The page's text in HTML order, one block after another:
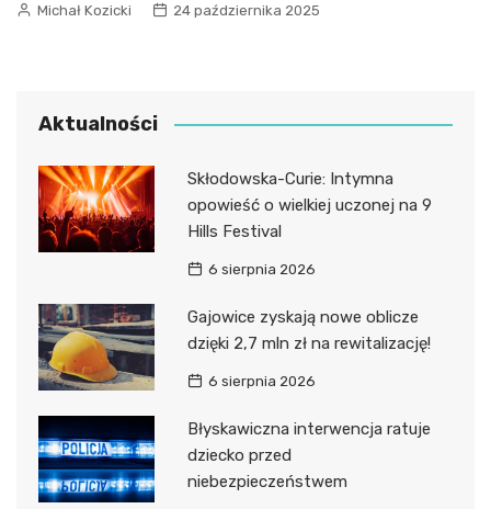
Michał Kozicki 24 października 2025
Aktualności
Skłodowska-Curie: Intymna
opowieść o wielkiej uczonej na 9
Hills Festival
6 sierpnia 2026
Gajowice zyskają nowe oblicze
dzięki 2,7 mln zł na rewitalizację!
6 sierpnia 2026
Błyskawiczna interwencja ratuje
dziecko przed
niebezpieczeństwem